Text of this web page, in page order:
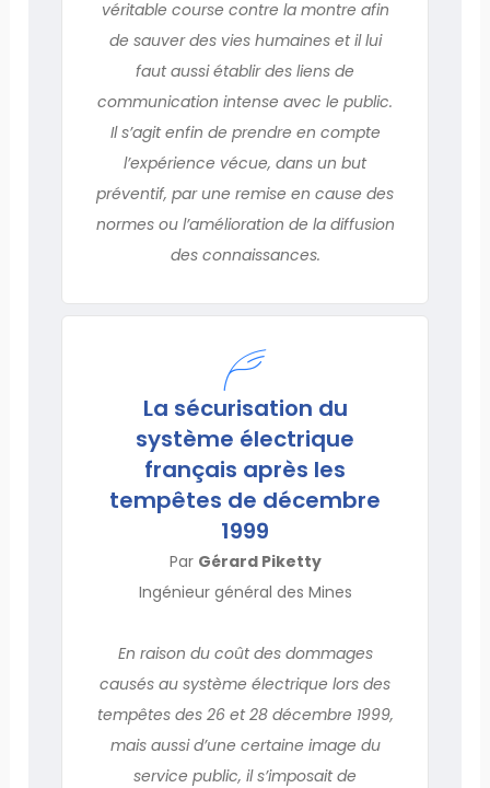
véritable course contre la montre afin
de sauver des vies humaines et il lui
faut aussi établir des liens de
communication intense avec le public.
Il s’agit enfin de prendre en compte
l’expérience vécue, dans un but
préventif, par une remise en cause des
normes ou l’amélioration de la diffusion
des connaissances.
La sécurisation du
système électrique
français après les
tempêtes de décembre
1999
Par Gérard Piketty
Ingénieur général des Mines
En raison du coût des dommages
causés au système électrique lors des
tempêtes des 26 et 28 décembre 1999,
mais aussi d’une certaine image du
service public, il s’imposait de